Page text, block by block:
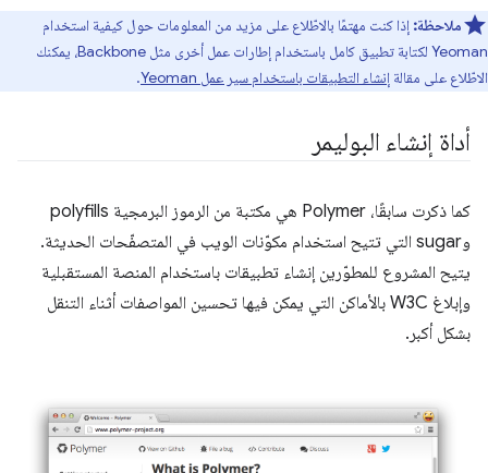
ملاحظة: إذا كنت مهتمًا بالاطّلاع على مزيد من المعلومات حول كيفية استخدام
Yeoman لكتابة تطبيق كامل باستخدام إطارات عمل أخرى مثل Backbone، يمكنك
الاطّلاع على مقالة إنشاء التطبيقات باستخدام سير عمل Yeoman .
أداة إنشاء البوليمر
كما ذكرت سابقًا، Polymer هي مكتبة من الرموز البرمجية polyfills
وsugar التي تتيح استخدام مكوّنات الويب في المتصفّحات الحديثة.
يتيح المشروع للمطوّرين إنشاء تطبيقات باستخدام المنصة المستقبلية
وإبلاغ W3C بالأماكن التي يمكن فيها تحسين المواصفات أثناء التنقل
بشكل أكبر.